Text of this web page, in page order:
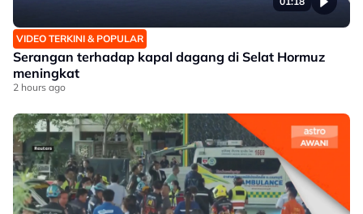
VIDEO TERKINI & POPULAR
Serangan terhadap kapal dagang di Selat Hormuz
meningkat
2 hours ago